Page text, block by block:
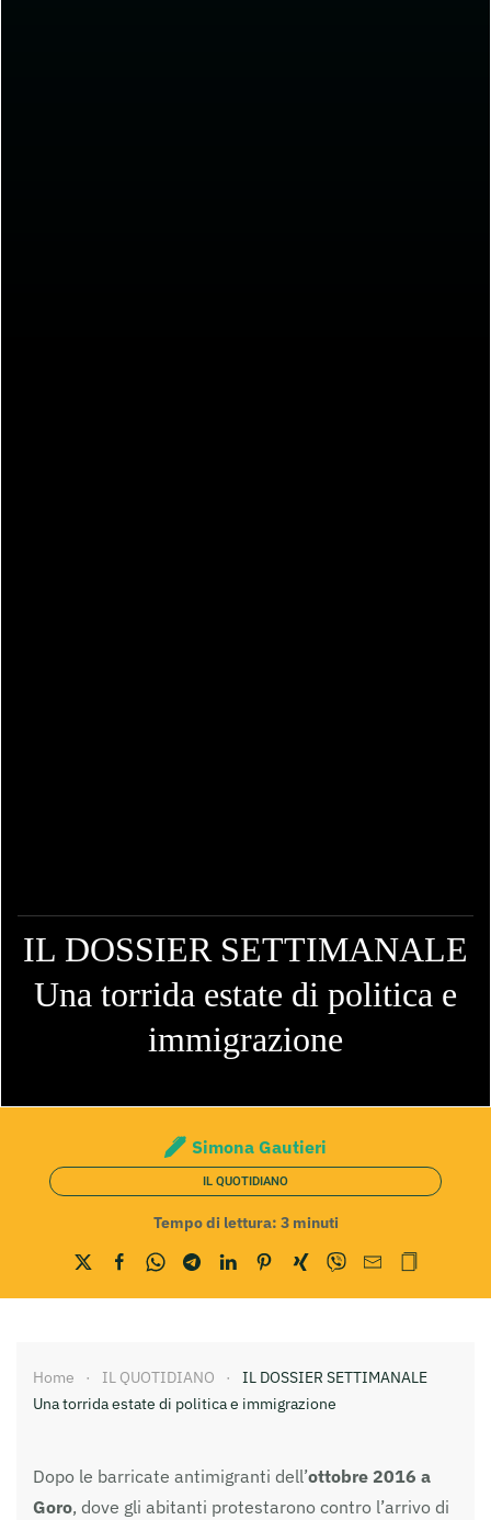
IL DOSSIER SETTIMANALE
Una torrida estate di politica e
immigrazione
Simona Gautieri
IL QUOTIDIANO
Tempo di lettura: 3 minuti
Home IL QUOTIDIANO
IL DOSSIER SETTIMANALE
Una torrida estate di politica e immigrazione
Dopo le barricate antimigranti dell’ottobre 2016 a
Goro, dove gli abitanti protestarono contro l’arrivo di